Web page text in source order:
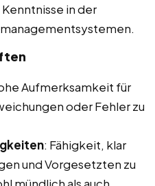
in der
Aufmerksamkeit für
oder Fehler zu
: Fähigkeit, klar
und Vorgesetzten zu